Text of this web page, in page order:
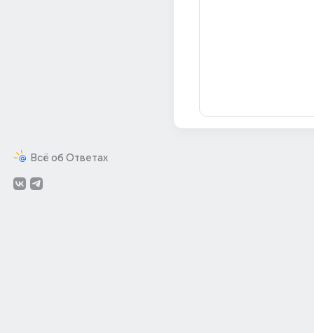
Всё об Ответах